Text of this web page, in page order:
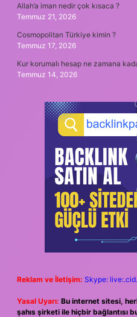
Allah’a iman nedir çok kısaca ?
Temmuz 21, 2026
Cosmopolitan Türkiye kimin ?
Temmuz 17, 2026
Kur korumalı hesap ne zamana
Temmuz 14, 2026
Reklam ve İletişim: Skype:
Yasal Uyarı: Bu internet sitesi,
şahıs şirketi ile hiçbir bağlantısı